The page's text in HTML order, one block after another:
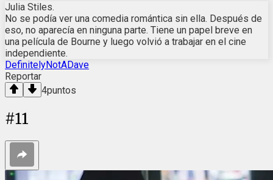
Julia Stiles.
No se podía ver una comedia romántica sin ella. Después de
eso, no aparecía en ninguna parte. Tiene un papel breve en
una película de Bourne y luego volvió a trabajar en el cine
independiente.
DefinitelyNotADave
Reportar
4puntos
#11